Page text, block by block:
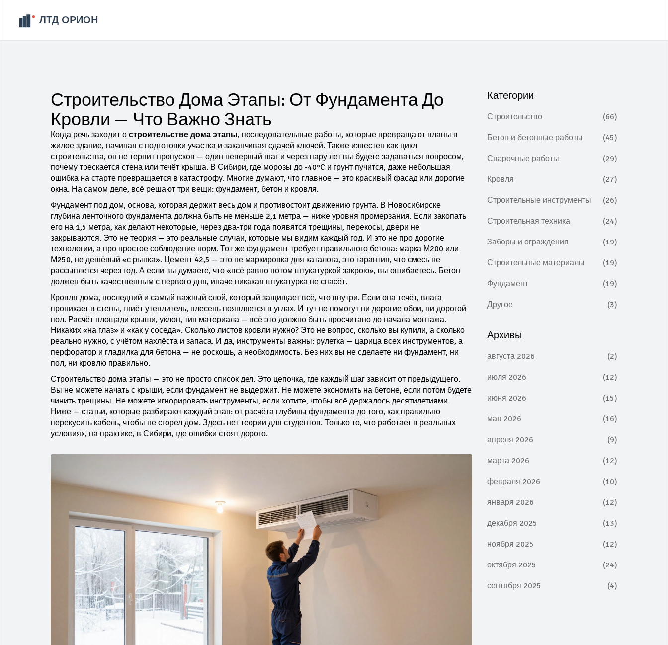
Строительство Дома Этапы: От Фундамента До
Кровли — Что Важно Знать
Когда речь заходит о строительстве дома этапы, последовательные работы, которые превращают планы в
жилое здание, начиная с подготовки участка и заканчивая сдачей ключей. Также известен как цикл
строительства, он не терпит пропусков — один неверный шаг и через пару лет вы будете задаваться вопросом,
почему трескается стена или течёт крыша. В Сибири, где морозы до -40°C и грунт пучится, даже небольшая
ошибка на старте превращается в катастрофу. Многие думают, что главное — это красивый фасад или дорогие
окна. На самом деле, всё решают три вещи: фундамент, бетон и кровля.
Фундамент под дом, основа, которая держит весь дом и противостоит движению грунта. В Новосибирске
глубина ленточного фундамента должна быть не меньше 2,1 метра — ниже уровня промерзания. Если закопать
его на 1,5 метра, как делают некоторые, через два-три года появятся трещины, перекосы, двери не
закрываются. Это не теория — это реальные случаи, которые мы видим каждый год. И это не про дорогие
технологии, а про простое соблюдение норм. Тот же фундамент требует правильного бетона: марка М200 или
М250, не дешёвый «с рынка». Цемент 42,5 — это не маркировка для каталога, это гарантия, что смесь не
рассыплется через год. А если вы думаете, что «всё равно потом штукатуркой закрою», вы ошибаетесь. Бетон
должен быть качественным с первого дня, иначе никакая штукатурка не спасёт.
Кровля дома, последний и самый важный слой, который защищает всё, что внутри. Если она течёт, влага
проникает в стены, гниёт утеплитель, плесень появляется в углах. И тут не помогут ни дорогие обои, ни дорогой
пол. Расчёт площади крыши, уклон, тип материала — всё это должно быть просчитано до начала монтажа.
Никаких «на глаз» и «как у соседа». Сколько листов кровли нужно? Это не вопрос, сколько вы купили, а сколько
реально нужно, с учётом нахлёста и запаса. И да, инструменты важны: рулетка — царица всех инструментов, а
перфоратор и гладилка для бетона — не роскошь, а необходимость. Без них вы не сделаете ни фундамент, ни
пол, ни кровлю правильно.
Строительство дома этапы — это не просто список дел. Это цепочка, где каждый шаг зависит от предыдущего.
Вы не можете начать с крыши, если фундамент не выдержит. Не можете экономить на бетоне, если потом будете
чинить трещины. Не можете игнорировать инструменты, если хотите, чтобы всё держалось десятилетиями.
Ниже — статьи, которые разбирают каждый этап: от расчёта глубины фундамента до того, как правильно
перекусить кабель, чтобы не сгорел дом. Здесь нет теории для студентов. Только то, что работает в реальных
условиях, на практике, в Сибири, где ошибки стоят дорого.
Категории
Строительство (66)
Бетон и бетонные работы (45)
Сварочные работы (29)
Кровля (27)
Строительные инструменты (26)
Строительная техника (24)
Заборы и ограждения (19)
Строительные материалы (19)
Фундамент (19)
Другое (3)
Архивы
августа 2026 (2)
июля 2026 (12)
июня 2026 (15)
мая 2026 (16)
апреля 2026 (9)
марта 2026 (12)
февраля 2026 (10)
января 2026 (12)
декабря 2025 (13)
ноября 2025 (12)
октября 2025 (24)
сентября 2025 (4)